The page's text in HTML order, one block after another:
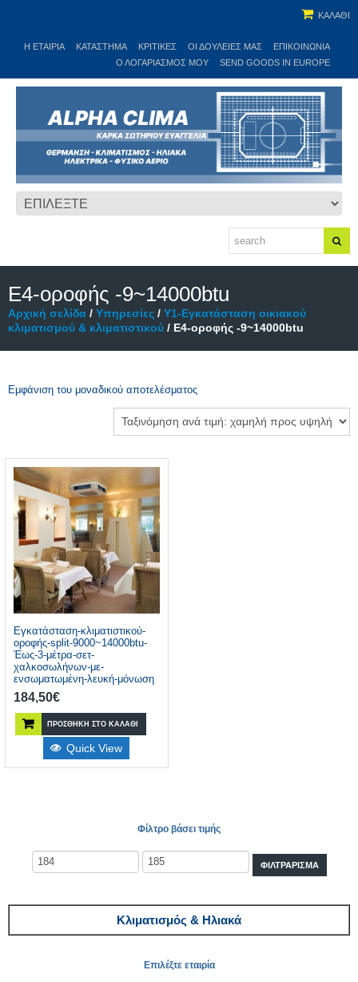
ΚΑΛΑΘΙ
Η ΕΤΑΙΡΊΑ ΚΑΤΆΣΤΗΜΑ ΚΡΙΤΙΚΕΣ ΟΙ ΔΟΥΛΕΙΈΣ ΜΑΣ
ΕΠΙΚΟΙΝΩΝΊΑ
Ο ΛΟΓΑΡΙΑΣΜΌΣ ΜΟΥ
SEND GOODS IN EUROPE
Ε4-οροφής -9~14000btu
Αρχική σελίδα / Υπηρεσίες / Υ1-Εγκατάσταση οικιακού
κλιματισμού & κλιματιστικού / Ε4-οροφής -9~14000btu
Εμφάνιση του μοναδικού αποτελέσματος
Εγκατάσταση-κλιματιστικού-
οροφής-split-9000~14000btu-
Έως-3-μέτρα-σετ-
χαλκοσωλήνων-με-
ενσωματωμένη-λευκή-μόνωση
184,50€
ΠΡΟΣΘΉΚΗ ΣΤΟ ΚΑΛΆΘΙ
Quick View
Φίλτρο βάσει τιμής
ΦΙΛΤΡΆΡΙΣΜΑ
Κλιματισμός & Ηλιακά
Επιλέξτε εταιρία